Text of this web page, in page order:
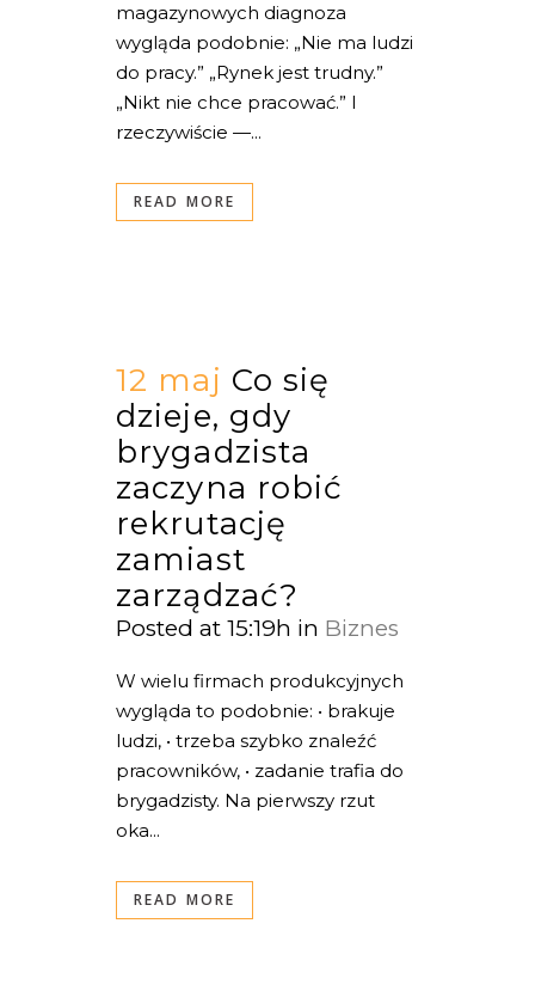
magazynowych diagnoza
wygląda podobnie: „Nie ma ludzi
do pracy.” „Rynek jest trudny.”
„Nikt nie chce pracować.” I
rzeczywiście —...
READ MORE
12 maj Co się
dzieje, gdy
brygadzista
zaczyna robić
rekrutację
zamiast
zarządzać?
Posted at 15:19h in Biznes
W wielu firmach produkcyjnych
wygląda to podobnie: • brakuje
ludzi, • trzeba szybko znaleźć
pracowników, • zadanie trafia do
brygadzisty. Na pierwszy rzut
oka...
READ MORE